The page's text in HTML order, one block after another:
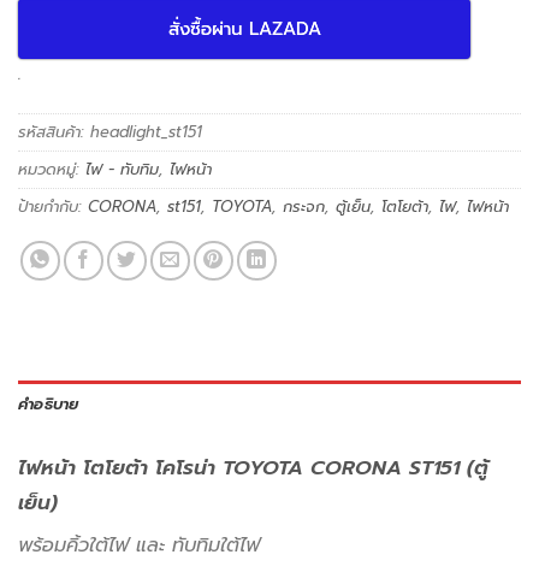
สั่งซื้อผ่าน LAZADA
.
รหัสสินค้า: headlight_st151
หมวดหมู่: ไฟ - ทับทิม, ไฟหน้า
ป้ายกำกับ: CORONA, st151, TOYOTA, กระจก, ตู้เย็น, โตโยต้า, ไฟ, ไฟหน้า
คำอธิบาย
ไฟหน้า โตโยต้า โคโรน่า TOYOTA CORONA ST151 (ตู้
เย็น)
พร้อมคิ้วใต้ไฟ และ ทับทิมใต้ไฟ